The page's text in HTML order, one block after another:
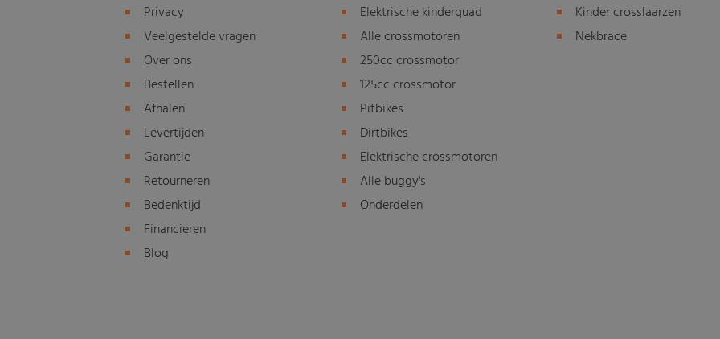
Privacy
Veelgestelde vragen
Over ons
Bestellen
Afhalen
Levertijden
Garantie
Retourneren
Bedenktijd
Financieren
Blog
Elektrische kinderquad
Alle crossmotoren
250cc crossmotor
125cc crossmotor
Pitbikes
Dirtbikes
Elektrische crossmotoren
Alle buggy's
Onderdelen
Kinder crosslaarzen
Nekbrace